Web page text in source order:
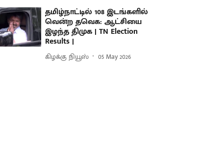
தமிழ்நாட்டில் 108 இடங்களில்
வென்ற தவெக: ஆட்சியை
இழந்த திமுக | TN Election
Results |
கிழக்கு நியூஸ் 05 May 2026